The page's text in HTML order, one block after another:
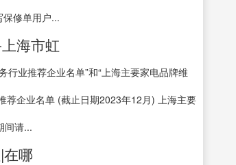
修单用户...
海市虹
业推荐企业名单”和“上海主要家电品牌维
荐企业名单 (截止日期2023年12月) 上海主要
间请...
哪